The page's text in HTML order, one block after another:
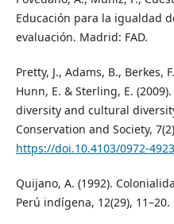
Educación para la igualdad
evaluación. Madrid: FAD.
Pretty, J., Adams, B., Berkes,
Hunn, E. & Sterling, E.
diversity and cultural
Conservation and Society,
https://doi.10.4103/0972-
Quijano, A. (1992).
Perú indígena, 12(29), 11–20.